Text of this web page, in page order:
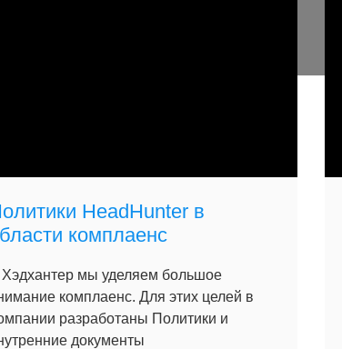
HeadHunter в
комплаенс
мы уделяем большое
комплаенс. Для этих целей в
разработаны Политики и
документы